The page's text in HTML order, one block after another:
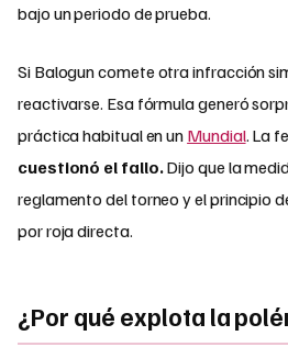
bajo un periodo de prueba.
Si Balogun comete otra infracción
reactivarse. Esa fórmula generó
práctica habitual en un Mundial. La
cuestionó el fallo.Dijo que la
reglamento del torneo y el principio
por roja directa.
¿Por qué explota la